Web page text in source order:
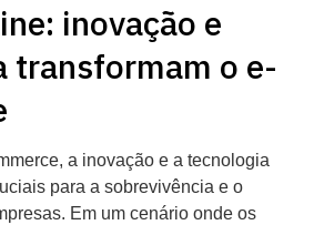
inovação e
transformam o e-
a inovação e a tecnologia
para a sobrevivência e o
Em um cenário onde os